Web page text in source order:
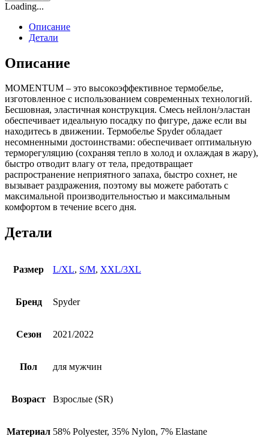
Loading...
Описание
Детали
Описание
MOMENTUM – это высокоэффективное термобелье,
изготовленное с использованием современных технологий.
Бесшовная, эластичная конструкция. Смесь нейлон/эластан
обеспечивает идеальную посадку по фигуре, даже если вы
находитесь в движении. Термобелье Spyder обладает
несомненными достоинствами: обеспечивает оптимальную
терморегуляцию (сохраняя тепло в холод и охлаждая в жару),
быстро отводит влагу от тела, предотвращает
распространение неприятного запаха, быстро сохнет, не
вызывает раздражения, поэтому вы можете работать с
максимальной производительностью и максимальным
комфортом в течение всего дня.
Детали
Размер L/XL, S/M, XXL/3XL
Бренд Spyder
Сезон 2021/2022
Пол для мужчин
Возраст Взрослые (SR)
Материал 58% Polyester, 35% Nylon, 7% Elastane